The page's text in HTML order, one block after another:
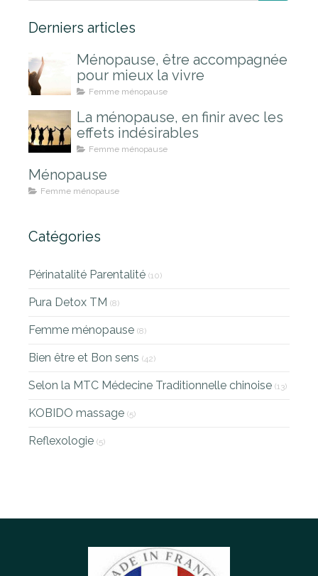
Derniers articles
Ménopause, être accompagnée
pour mieux la vivre
Femme ménopause
La ménopause, en finir avec les
effets indésirables
Femme ménopause
Ménopause
Femme ménopause
Catégories
Périnatalité Parentalité (10)
Pura Detox TM (8)
Femme ménopause (8)
Bien être et Bon sens (42)
Selon la MTC Médecine Traditionnelle chinoise (13)
KOBIDO massage (5)
Reflexologie (5)